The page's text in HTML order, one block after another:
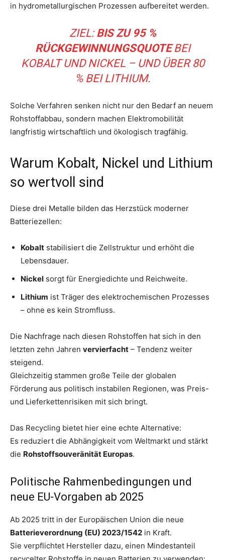
in hydrometallurgischen Prozessen aufbereitet werden.
ZIEL:BIS ZU 95 %
RÜCKGEWINNUNGSQUOTEBEI
KOBALT UND NICKEL – UND ÜBER 80
% BEI LITHIUM.
Solche Verfahren senken nicht nur den Bedarf an neuem
Rohstoffabbau, sondern machen Elektromobilität
langfristig wirtschaftlich und ökologisch tragfähig.
Warum Kobalt, Nickel und Lithium
so wertvoll sind
Diese drei Metalle bilden das Herzstück moderner
Batteriezellen:
Kobalt stabilisiert die Zellstruktur und erhöht die
Lebensdauer.
Nickel sorgt für Energiedichte und Reichweite.
Lithium ist Träger des elektrochemischen Prozesses
– ohne es kein Stromfluss.
Die Nachfrage nach diesen Rohstoffen hat sich in den
letzten zehn Jahren vervierfacht – Tendenz weiter
steigend.
Gleichzeitig stammen große Teile der globalen
Förderung aus politisch instabilen Regionen, was Preis-
und Lieferkettenrisiken mit sich bringt.
Das Recycling bietet hier eine echte Alternative:
Es reduziert die Abhängigkeit vom Weltmarkt und stärkt
die Rohstoffsouveränität Europas.
Politische Rahmenbedingungen und
neue EU-Vorgaben ab 2025
Ab 2025 tritt in der Europäischen Union die neue
Batterieverordnung (EU) 2023/1542 in Kraft.
Sie verpflichtet Hersteller dazu, einen Mindestanteil